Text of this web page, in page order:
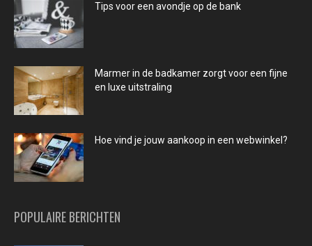
Tips voor een avondje op de bank
Marmer in de badkamer zorgt voor een fijne
en luxe uitstraling
Hoe vind je jouw aankoop in een webwinkel?
POPULAIRE BERICHTEN